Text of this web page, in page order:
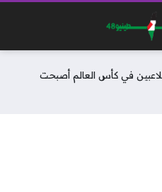
في كأس العالم أصبحت